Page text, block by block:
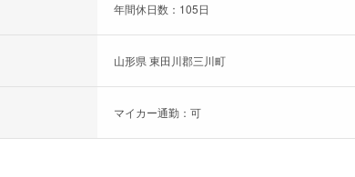
年間休日数：105日
山形県 東田川郡三川町
マイカー通勤：可